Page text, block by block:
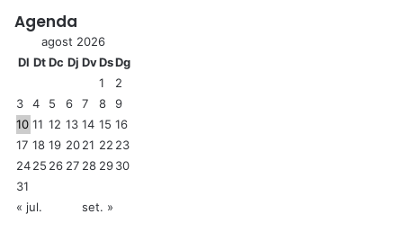
Agenda
agost 2026
Dl DtDc Dj DvDsDg
1
2
3
4 5 6 7 8
9
10 11 12 13 14 15 16
17 18 19 2021 22 23
2425 26 27 28 2930
31
« jul.
set. »